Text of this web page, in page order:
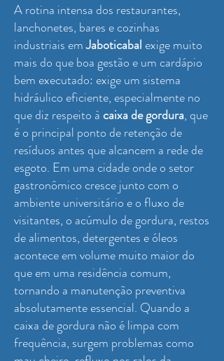
A rotina intensa dos restaurantes,
lanchonetes, bares e cozinhas
industriais emJaboticabalexige muito
mais do que boa gestão e um cardápio
bem executado: exige um sistema
hidráulico eficiente, especialmente no
que diz respeito àcaixa de gordura, que
é o principal ponto de retenção de
resíduos antes que alcancem a rede de
esgoto. Em uma cidade onde o setor
gastronômico cresce junto com o
ambiente universitário e o fluxo de
visitantes, o acúmulo de gordura, restos
de alimentos, detergentes e óleos
acontece em volume muito maior do
que em uma residência comum,
tornando a manutenção preventiva
absolutamente essencial. Quando a
caixa de gordura não é limpa com
frequência, surgem problemas como